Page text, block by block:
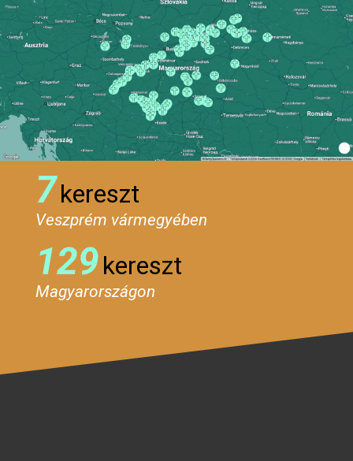
7kereszt
Veszprém vármegyében
129kereszt
Magyarországon